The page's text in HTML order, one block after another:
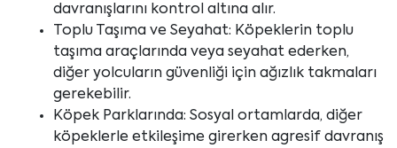
davranışlarını kontrol altına alır.
Toplu Taşıma ve Seyahat: Köpeklerin toplu
taşıma araçlarında veya seyahat ederken,
diğer yolcuların güvenliği için ağızlık takmaları
gerekebilir.
Köpek Parklarında: Sosyal ortamlarda, diğer
köpeklerle etkileşime girerken agresif davranış